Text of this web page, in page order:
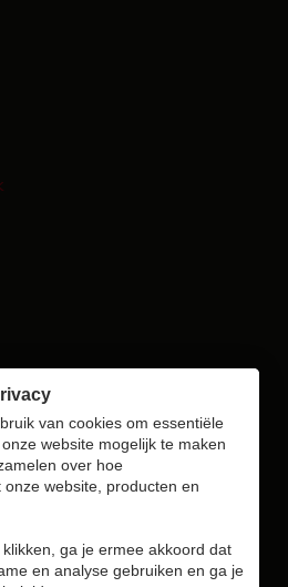
van cookies om essentiële
website mogelijk te maken
over hoe
website, producten en
klikken, ga je ermee akkoord dat
en analyse gebruiken en ga je